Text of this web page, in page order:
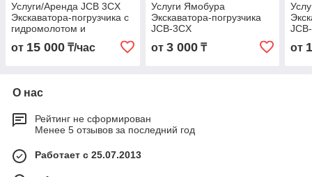
Услуги/Аренда JCB 3CX
Экскаватора-погрузчика с
гидромолотом и
от 15 000 ₸/час
Услуги Ямобура
Экскаватора-погрузчика
JCB-3CX
от 3 000₸ от
О нас
Рейтинг не сформирован
Менее 5 отзывов за последний год
Работает с 25.07.2013